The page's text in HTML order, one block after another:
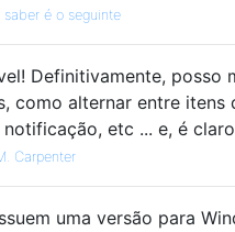
saber é o seguinte
Definitivamente, posso
como alternar entre
notificação, etc ... e, é
Carpenter
uma versão para